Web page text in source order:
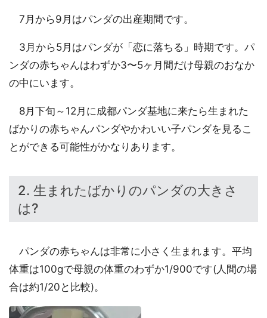
7月から9月はパンダの出産期間です。
3月から5月はパンダが「恋に落ちる」時期です。パ
ンダの赤ちゃんはわずか3〜5ヶ月間だけ母親のおなか
の中にいます。
8月下旬～12月に成都パンダ基地に来たら生まれた
ばかりの赤ちゃんパンダやかわいい子パンダを見るこ
とができる可能性がかなりあります。
2. 生まれたばかりのパンダの大きさ
は?
パンダの赤ちゃんは非常に小さく生まれます。平均
体重は100gで母親の体重のわずか1/900です(人間の場
合は約1/20と比較)。